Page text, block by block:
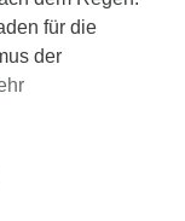
für die
der